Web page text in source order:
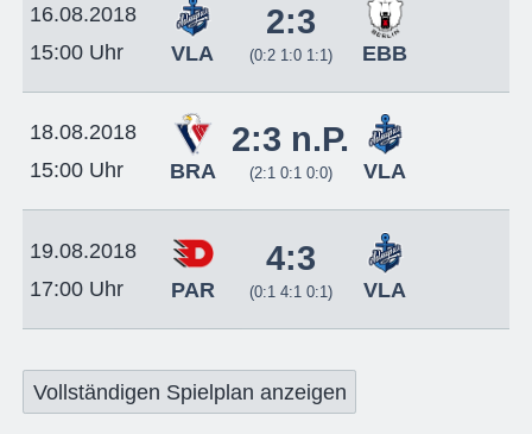
16.08.2018
15:00 Uhr
VLA
2:3
(0:2 1:0 1:1) EBB
18.08.2018
15:00 Uhr
BRA
2:3 n.P.
(2:1 0:1 0:0) VLA
19.08.2018
17:00 Uhr
PAR
4:3
(0:1 4:1 0:1) VLA
Vollständigen Spielplan anzeigen